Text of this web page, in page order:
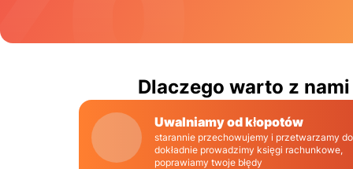
Dlaczego warto z
Uwalniamy od kłopotów
starannie przechowujemy i przetwarzamy
dokładnie prowadzimy księgi rachunkowe,
poprawiamy twoje błędy